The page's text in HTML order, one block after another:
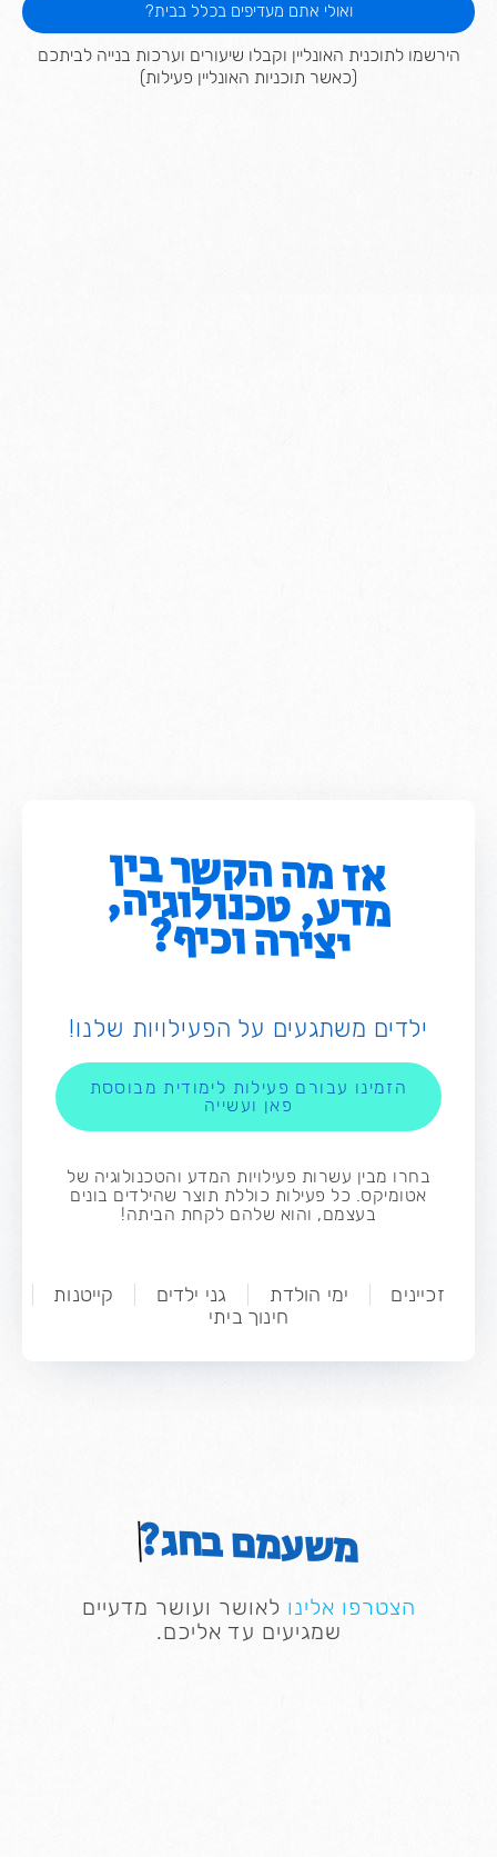
ואולי אתם מעדיפים בכלל בבית?
הירשמו לתוכנית האונליין וקבלו שיעורים וערכות בנייה לביתכם
(כאשר תוכניות האונליין פעילות)
אז מה הקשר בין
מדע, טכנולוגיה,
יצירה וכיף?
ילדים משתגעים על הפעילויות שלנו!
הזמינו עבורם פעילות לימודית מבוססת
פאן ועשייה
בחרו מבין עשרות פעילויות המדע והטכנולוגיה של
אטומיקס. כל פעילות כוללת תוצר שהילדים בונים
בעצמם, והוא שלהם לקחת הביתה!
זכיינים ימי הולדת גני ילדים
קייטנות
חינוך ביתי
משעמםבחג?
הצטרפו אלינו לאושר ועושר מדעיים
שמגיעים עד אליכם.